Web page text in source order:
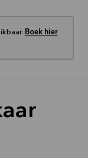
Boek hier